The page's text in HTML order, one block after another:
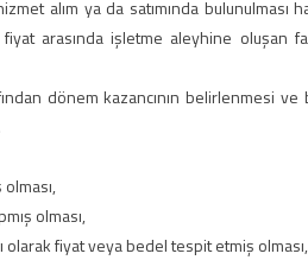
alım ya da satımında bulunulması
arasında işletme aleyhine oluşan
dönem kazancının belirlenmesi ve
olması,
olarak fiyat veya bedel tespit etmiş olması,